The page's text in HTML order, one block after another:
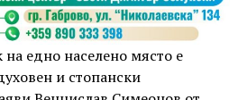
едно населено място е
и стопански